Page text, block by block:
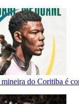
mineira do Coritiba é